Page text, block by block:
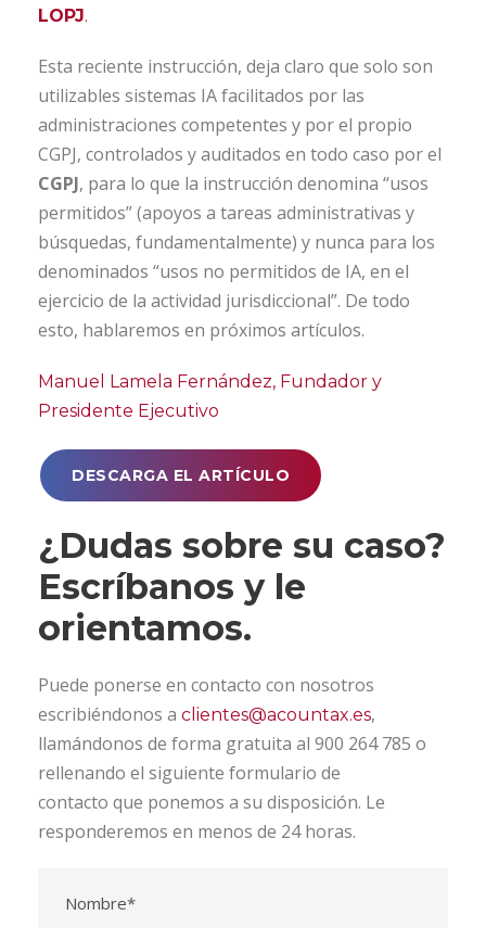
LOPJ.
Esta reciente instrucción, deja claro que solo son
utilizables sistemas IA facilitados por las
administraciones competentes y por el propio
CGPJ, controlados y auditados en todo caso por el
CGPJ, para lo que la instrucción denomina “usos
permitidos” (apoyos a tareas administrativas y
búsquedas, fundamentalmente) y nunca para los
denominados “usos no permitidos de IA, en el
ejercicio de la actividad jurisdiccional”. De todo
esto, hablaremos en próximos artículos.
Manuel Lamela Fernández, Fundador y
Presidente Ejecutivo
DESCARGA EL ARTÍCULO
¿Dudas sobre su caso?
Escríbanos y le
orientamos.
Puede ponerse en contacto con nosotros
escribiéndonos a clientes@acountax.es,
llamándonos de forma gratuita al 900 264 785 o
rellenando el siguiente formulario de
contacto que ponemos a su disposición. Le
responderemos en menos de 24 horas.